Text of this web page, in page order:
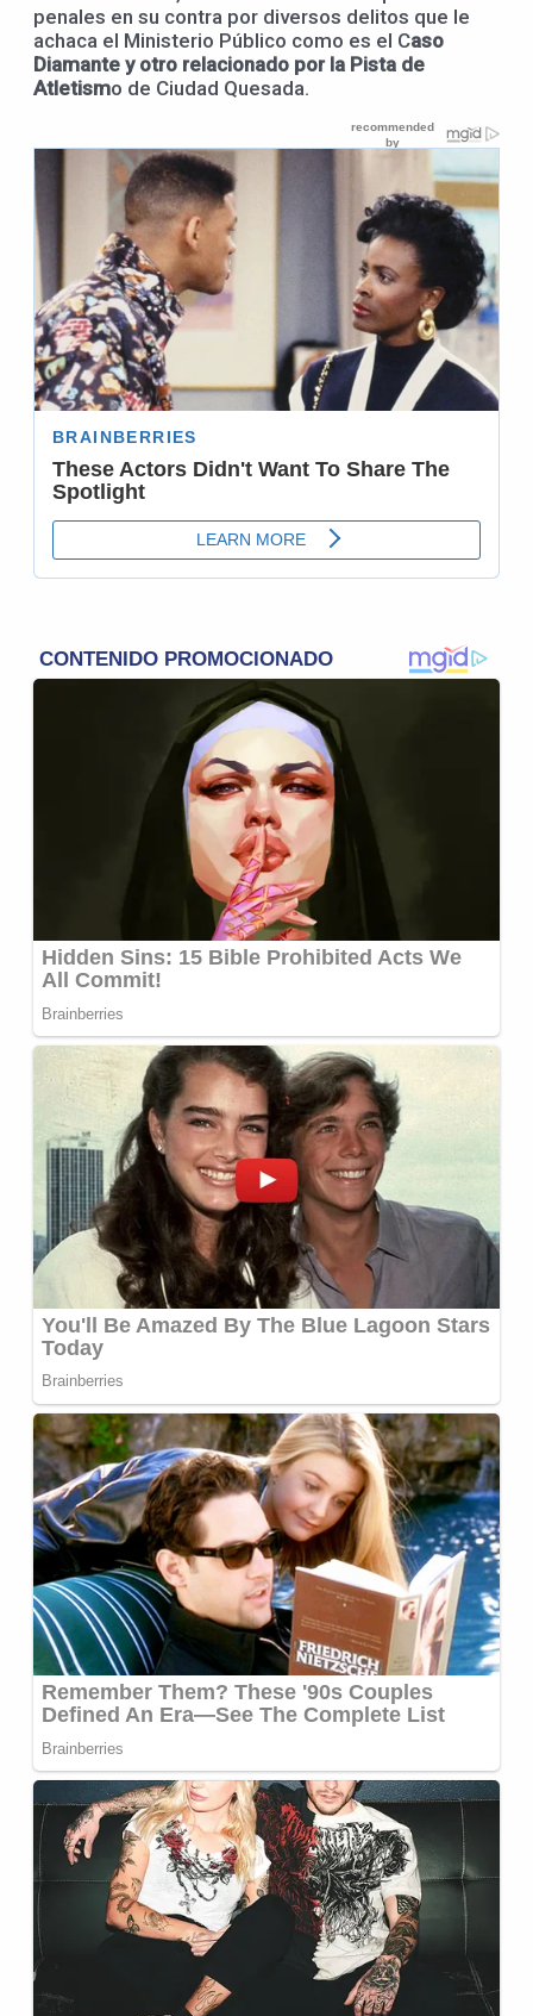
penales en su contra por diversos delitos que le
achaca el Ministerio Público como es el Caso
Diamante y otro relacionado por la Pista de
Atletismo de Ciudad Quesada.